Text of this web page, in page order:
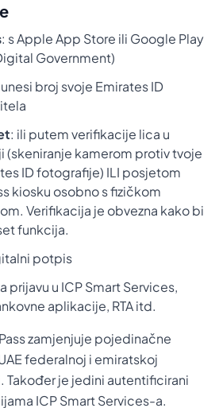
: s Apple App Store ili Google Play
Government)
broj svoje Emirates ID
: ili putem verifikacije lica u
(skeniranje kamerom protiv tvoje
ID fotografije) ILI posjetom
kiosku osobno s fizičkom
Verifikacija je obvezna kako bi
funkcija.
potpis
prijavu u ICP Smart Services,
aplikacije, RTA itd.
zamjenjuje pojedinačne
federalnoj i emiratskoj
Također je jedini autentificirani
ICP Smart Services-a.